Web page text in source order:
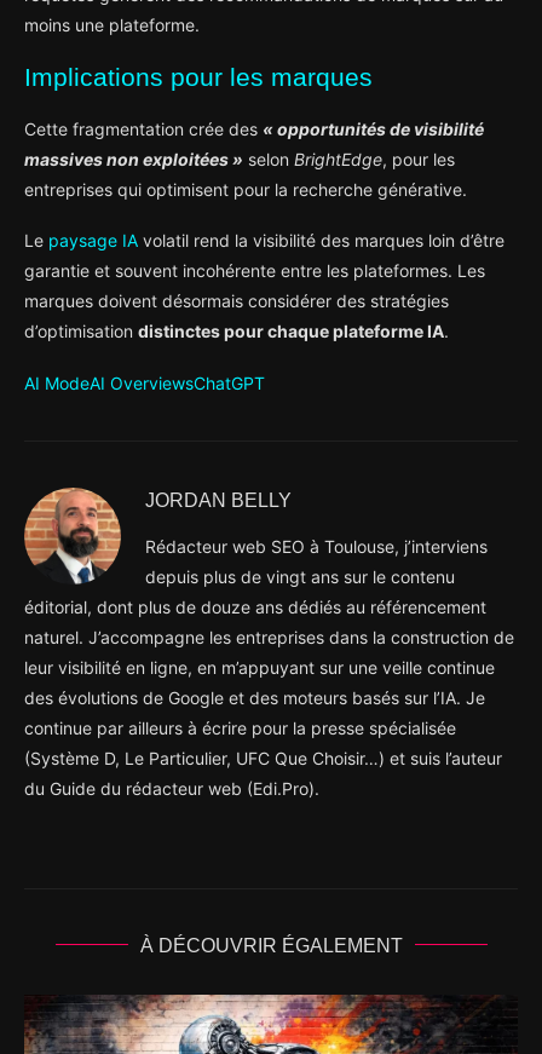
moins une plateforme.
Implications pour les marques
Cette fragmentation crée des « opportunités de visibilité
massives non exploitées » selon BrightEdge, pour les
entreprises qui optimisent pour la recherche générative.
Le paysage IA volatil rend la visibilité des marques loin d’être
garantie et souvent incohérente entre les plateformes. Les
marques doivent désormais considérer des stratégies
d’optimisation distinctes pour chaque plateforme IA.
AI ModeAI OverviewsChatGPT
JORDAN BELLY
Rédacteur web SEO à Toulouse, j’interviens
depuis plus de vingt ans sur le contenu
éditorial, dont plus de douze ans dédiés au référencement
naturel. J’accompagne les entreprises dans la construction de
leur visibilité en ligne, en m’appuyant sur une veille continue
des évolutions de Google et des moteurs basés sur l’IA. Je
continue par ailleurs à écrire pour la presse spécialisée
(Système D, Le Particulier, UFC Que Choisir…) et suis l’auteur
du Guide du rédacteur web (Edi.Pro).
À DÉCOUVRIR ÉGALEMENT